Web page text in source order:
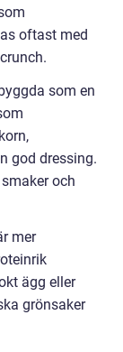
oftast med
som en
god dressing.
och
mer
ägg eller
grönsaker